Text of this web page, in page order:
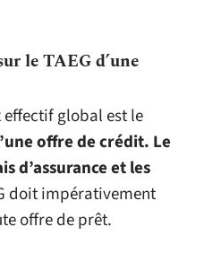
le TAEG d’une
effectif global est le
offre de crédit. Le
d’assurance et les
doit impérativement
offre de prêt.